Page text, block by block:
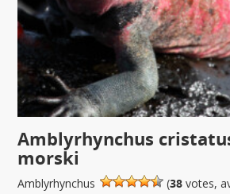
Amblyrhynchus
morski
(38votes,
Amblyrhynchus